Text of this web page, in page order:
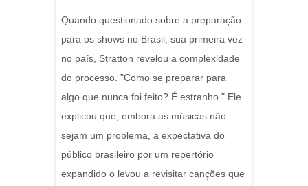
Quando questionado sobre a preparação
para os shows no Brasil, sua primeira vez
no país, Stratton revelou a complexidade
do processo. "Como se preparar para
algo que nunca foi feito? É estranho." Ele
explicou que, embora as músicas não
sejam um problema, a expectativa do
público brasileiro por um repertório
expandido o levou a revisitar canções que